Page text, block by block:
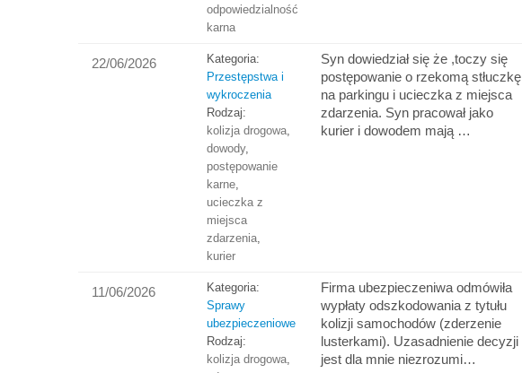
odpowiedzialność
karna
22/06/2026
Kategoria:
Przestępstwa i
wykroczenia
Rodzaj:
kolizja drogowa,
dowody,
postępowanie
karne,
ucieczka z
miejsca
zdarzenia,
kurier
Syn dowiedział się że ,toczy się
postępowanie o rzekomą stłuczkę
na parkingu i ucieczka z miejsca
zdarzenia. Syn pracował jako
kurier i dowodem mają …
11/06/2026
Kategoria:
Sprawy
ubezpieczeniowe
Rodzaj:
kolizja drogowa,
Firma ubezpieczeniwa odmówiła
wypłaty odszkodowania z tytułu
kolizji samochodów (zderzenie
lusterkami). Uzasadnienie decyzji
jest dla mnie niezrozumi…